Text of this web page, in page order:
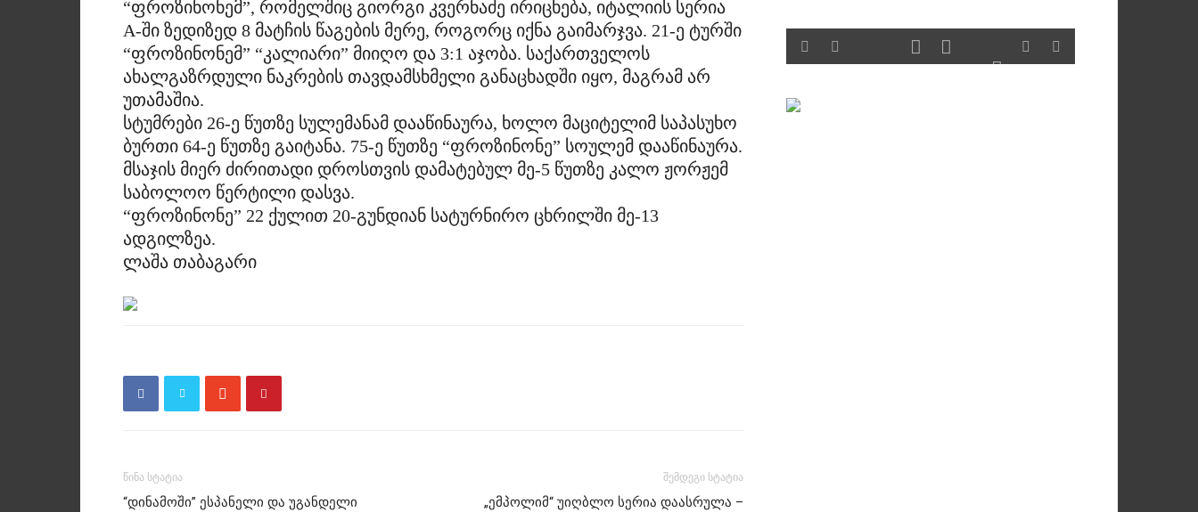
“ფროზინონემ”, რომელშიც გიორგი კვერნაძე ირიცხება, იტალიის სერია
A-ში ზედიზედ 8 მატჩის წაგების მერე, როგორც იქნა გაიმარჯვა. 21-ე ტურში
“ფროზინონემ” “კალიარი” მიიღო და 3:1 აჯობა. საქართველოს
ახალგაზრდული ნაკრების თავდამსხმელი განაცხადში იყო, მაგრამ არ
უთამაშია.
სტუმრები 26-ე წუთზე სულემანამ დააწინაურა, ხოლო მაციტელიმ საპასუხო
ბურთი 64-ე წუთზე გაიტანა. 75-ე წუთზე “ფროზინონე” სოულემ დააწინაურა.
მსაჯის მიერ ძირითადი დროსთვის დამატებულ მე-5 წუთზე კალო ჟორჟემ
საბოლოო წერტილი დასვა.
“ფროზინონე” 22 ქულით 20-გუნდიან სატურნირო ცხრილში მე-13
ადგილზეა.
ლაშა თაბაგარი
წინა სტატია
“დინამოში” ესპანელი და უგანდელი
შემდეგი სტატია
„ემპოლიმ“ უიღბლო სერია დაასრულა –